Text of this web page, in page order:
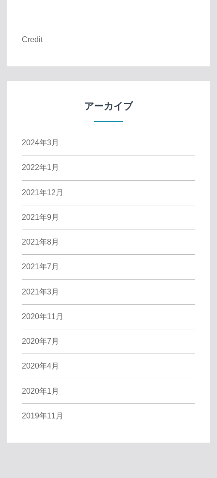
Credit
アーカイブ
2024年3月
2022年1月
2021年12月
2021年9月
2021年8月
2021年7月
2021年3月
2020年11月
2020年7月
2020年4月
2020年1月
2019年11月